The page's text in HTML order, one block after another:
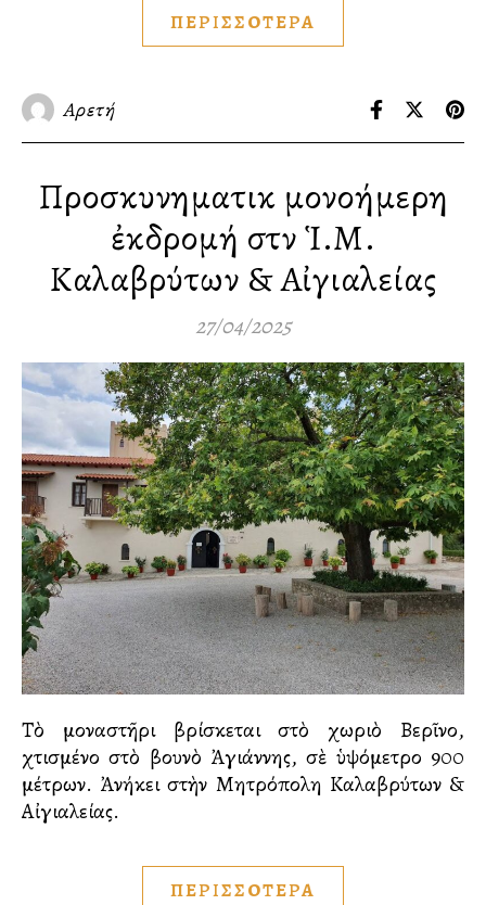
ΠΕΡΙΣΣΟΤΕΡΑ
Αρετή
Προσκυνηματικὴ μονοήμερη
ἐκδρομή στὴν Ἱ.Μ.
Καλαβρύτων & Αἰγιαλείας
27/04/2025
Τὸ μοναστῆρι βρίσκεται στὸ χωριὸ Βερῖνο,
χτισμένο στὸ βουνὸ Ἀγιάννης, σὲ ὑψόμετρο 900
μέτρων. Ἀνήκει στὴν Μητρόπολη Καλαβρύτων &
Αἰγιαλείας.
ΠΕΡΙΣΣΟΤΕΡΑ